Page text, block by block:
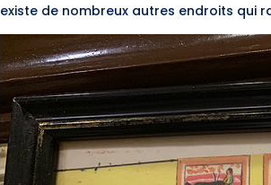
existe de nombreux autres endroits qui